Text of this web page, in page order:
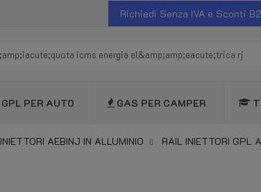
Richiedi Senza IVA e Sconti
GPL PER AUTO GAS PER CAMPER
INIETTORI AEBINJ IN ALLUMINIO RAIL INIETTORI GPL